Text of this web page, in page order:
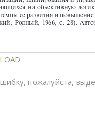
пожалуйста,